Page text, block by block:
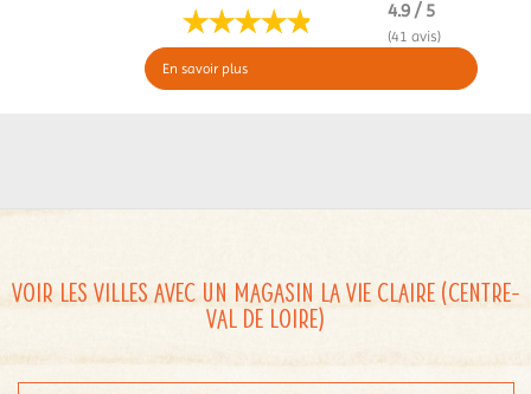
4.9 / 5
(41 avis)
En savoir plus
Voir les villes avec un magasin La Vie Claire (Centre-
Val de Loire)